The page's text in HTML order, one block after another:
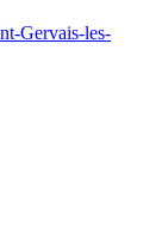
Gervais-les-